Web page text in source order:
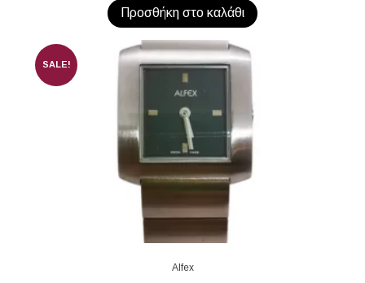
Προσθήκη στο καλάθι
SALE!
Alfex